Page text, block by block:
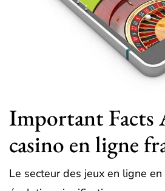
Important Facts
casino en ligne
Le secteur des jeux en ligne en